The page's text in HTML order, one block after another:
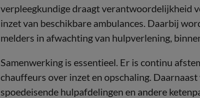
verpleegkundige draagt verantwoordelijkheid
inzet van beschikbare ambulances. Daarbij
melders in afwachting van hulpverlening,
Samenwerking is essentieel. Er is continu
chauffeurs over inzet en opschaling.
spoedeisende hulpafdelingen en andere